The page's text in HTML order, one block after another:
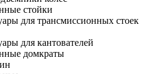
стойки
для трансмиссионных стоек
для кантователей
домкраты